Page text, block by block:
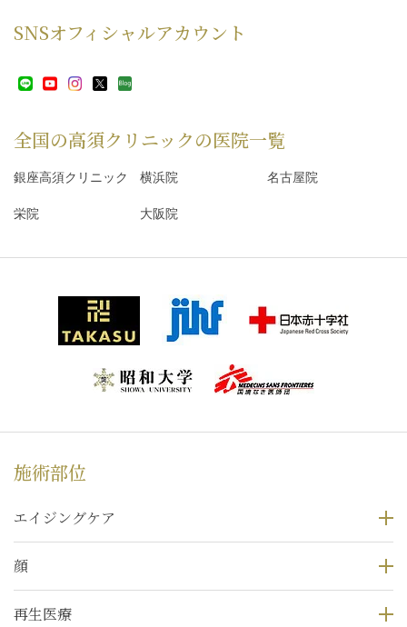
SNSオフィシャルアカウント
全国の高須クリニックの医院一覧
銀座高須クリニック 横浜院 名古屋院
栄院 大阪院
施術部位
エイジングケア
顔
再生医療